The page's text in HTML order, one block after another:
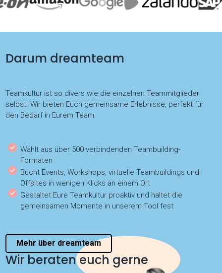
Darum dreamteam
Teamkultur ist so divers wie die einzelnen Teammitglieder
selbst. Wir bieten Euch gemeinsame Erlebnisse, perfekt für
den Bedarf in Eurem Team:
Wählt aus über 500 verbindenden Teambuilding-
Formaten
Bucht Events, Workshops, virtuelle Teambuildings und
Offsites in wenigen Klicks an einem Ort
Gestaltet Eure Teamkultur proaktiv und haltet die
gemeinsamen Momente in unserem Tool fest
Mehr über dreamteam
Wir beraten euch gerne